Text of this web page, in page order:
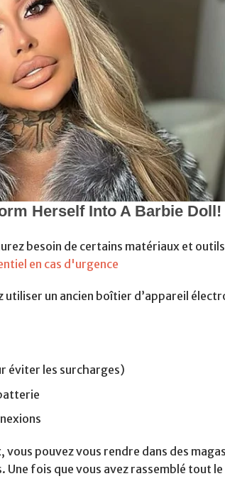
besoin de certains matériaux et
en cas d'urgence
un ancien boîtier d’appareil
éviter les surcharges)
pouvez vous rendre dans des
Une fois que vous avez rassemblé tout